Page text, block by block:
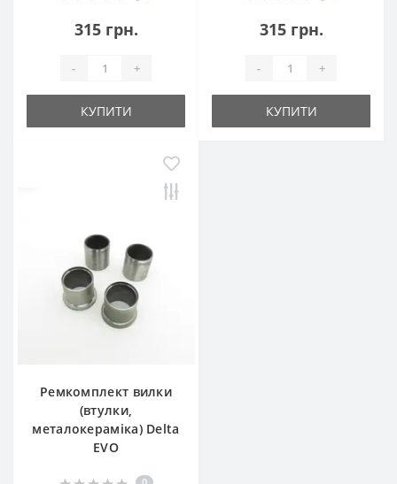
315 грн.
- +
КУПИТИ
315 грн.
- +
КУПИТИ
Ремкомплект вилки
(втулки,
металокераміка) Delta
EVO